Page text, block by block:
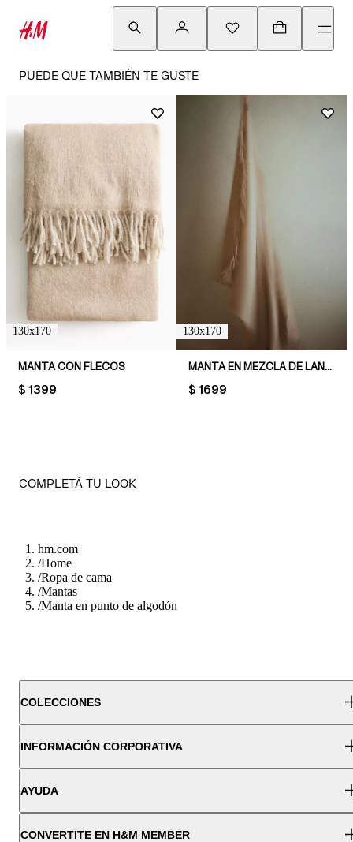
PUEDE QUE TAMBIÉN TE GUSTE
130x170
MANTA CON FLECOS
PRICE:
$ 1399
130x170
MANTA EN MEZCLA DE LANA CON FLECOS
PRICE:
$ 1699
COMPLETÁ TU LOOK
hm.com
/Home
/Ropa de cama
/Mantas
/Manta en punto de algodón
COLECCIONES
INFORMACIÓN CORPORATIVA
AYUDA
CONVERTITE EN H&M MEMBER